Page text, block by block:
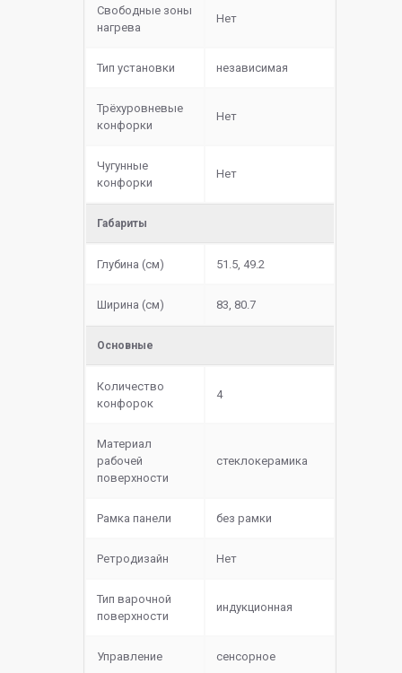
Свободные зоны
нагрева
Нет
Тип установки независимая
Трёхуровневые
конфорки
Нет
Чугунные
конфорки
Нет
Габариты
Глубина (см) 51.5, 49.2
Ширина (см) 83, 80.7
Основные
Количество
конфорок
4
Материал
рабочей
поверхности
cтеклокерамика
Рамка панели без рамки
Ретродизайн Нет
Тип варочной
поверхности
индукционная
Управление сенсорное